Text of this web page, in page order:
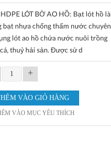
HDPE LÓT BỜ AO HỒ: Bạt lót hồ là
bạt nhựa chống thấm nước chuyên
lót ao hồ chứa nước nuôi trồng
thuỷ hải sản. Được sử d
+
VÀO MỤC YÊU THÍCH